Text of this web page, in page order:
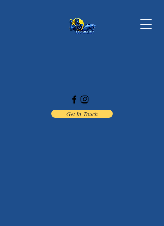
Get In Touch